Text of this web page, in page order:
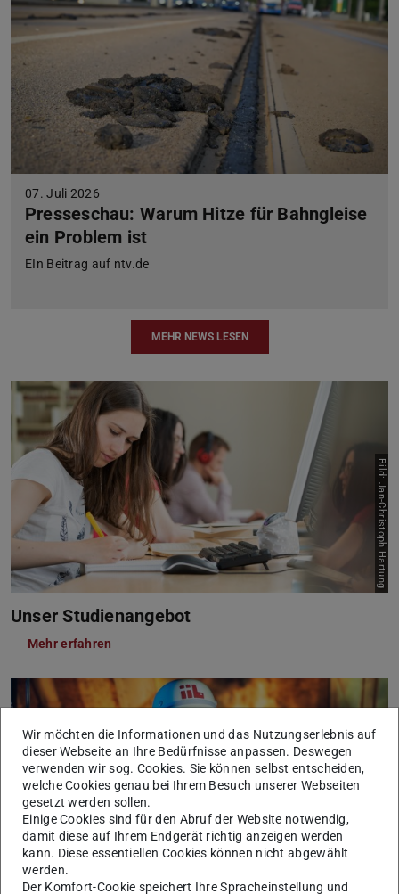
07. Juli 2026
Presseschau: Warum Hitze für Bahngleise
ein Problem ist
EIn Beitrag auf ntv.de
MEHR NEWS LESEN
Bild: Jan-Christoph Hartung
Unser Studienangebot
Mehr erfahren
Wir möchten die Informationen und das Nutzungserlebnis auf
dieser Webseite an Ihre Bedürfnisse anpassen. Deswegen
verwenden wir sog. Cookies. Sie können selbst entscheiden,
welche Cookies genau bei Ihrem Besuch unserer Webseiten
gesetzt werden sollen.
Einige Cookies sind für den Abruf der Website notwendig,
damit diese auf Ihrem Endgerät richtig anzeigen werden
kann. Diese essentiellen Cookies können nicht abgewählt
werden.
Der Komfort-Cookie speichert Ihre Spracheinstellung und